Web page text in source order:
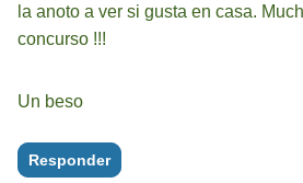
la anoto a ver si gusta en casa.
concurso !!!
Un beso
Responder